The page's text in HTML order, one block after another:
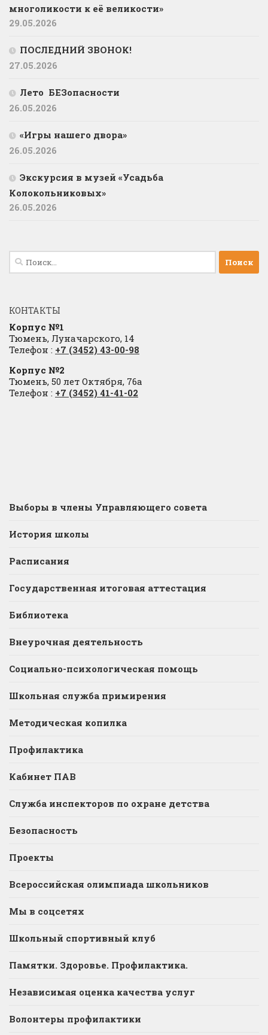
многоликости к её великости»
29.05.2026
ПОСЛЕДНИЙ ЗВОНОК!
27.05.2026
Лето БЕЗопасности
26.05.2026
«Игры нашего двора»
26.05.2026
Экскурсия в музей «Усадьба
Колокольниковых»
26.05.2026
Найти:
КОНТАКТЫ
Корпус №1
Тюмень, Луначарского, 14
Телефон : +7 (3452) 43-00-98
Корпус №2
Тюмень, 50 лет Октября, 76а
Телефон : +7 (3452) 41-41-02
Выборы в члены Управляющего совета
История школы
Расписания
Государственная итоговая аттестация
Библиотека
Внеурочная деятельность
Социально-психологическая помощь
Школьная служба примирения
Методическая копилка
Профилактика
Кабинет ПАВ
Служба инспекторов по охране детства
Безопасность
Проекты
Всероссийская олимпиада школьников
Мы в соцсетях
Школьный спортивный клуб
Памятки. Здоровье. Профилактика.
Независимая оценка качества услуг
Волонтеры профилактики